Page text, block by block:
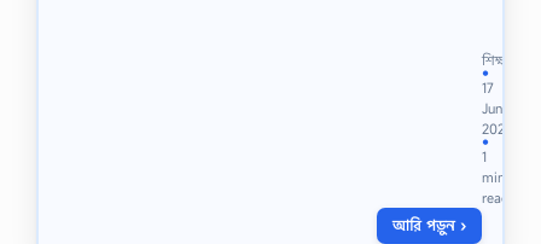
য়
:
P
D
F
D
o
w
শিক্ষা
●
17
Jun
2022
●
1
min
read
আরি পড়ুন ›